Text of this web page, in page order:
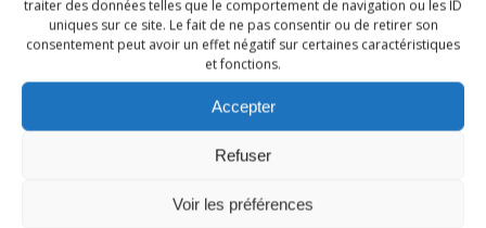
traiter des données telles que le comportement de navigation ou les ID
uniques sur ce site. Le fait de ne pas consentir ou de retirer son
consentement peut avoir un effet négatif sur certaines caractéristiques
et fonctions.
Accepter
Refuser
Voir les préférences
Bozouls
Rencontres Généalogiques Les Visages du
Passé - Crespin (59)